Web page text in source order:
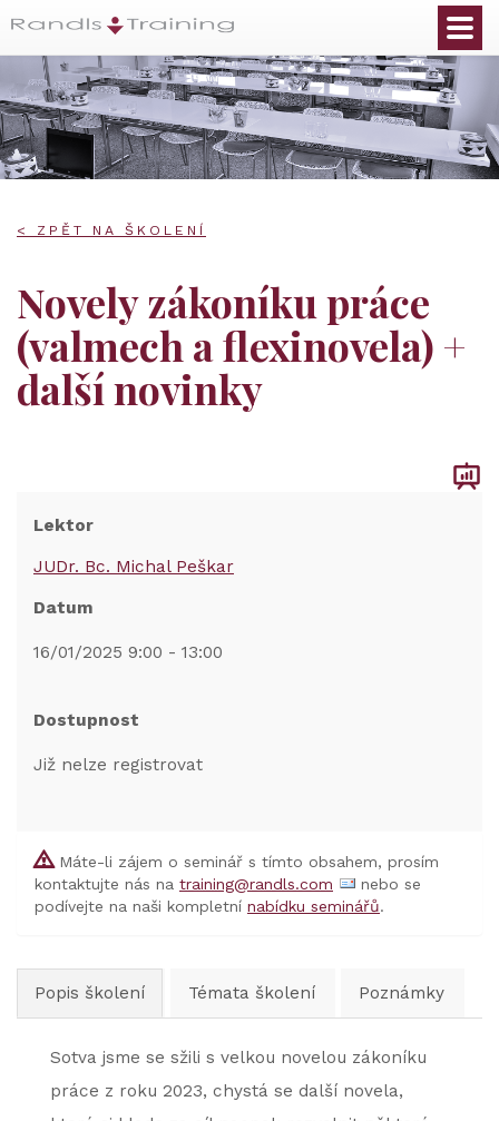
< ZPĚT NA ŠKOLENÍ
Novely zákoníku práce
(valmech a flexinovela) +
další novinky
Lektor
JUDr. Bc. Michal Peškar
Datum
16/01/2025 9:00 - 13:00
Dostupnost
Již nelze registrovat
Máte-li zájem o seminář s tímto obsahem, prosím
kontaktujte nás na training@randls.com
nebo se
podívejte na naši kompletní nabídku seminářů.
Popis školení Témata školení Poznámky
Sotva jsme se sžili s velkou novelou zákoníku
práce z roku 2023, chystá se další novela,